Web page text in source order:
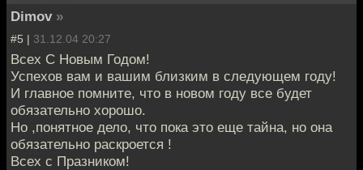
Dimov »
#5 | 31.12.04 20:27
Всех С Новым Годом!
Успехов вам и вашим близким в следующем году!
И главное помните, что в новом году все будет
обязательно хорошо.
Но ,понятное дело, что пока это еще тайна, но она
обязательно раскроется !
Всех с Празником!